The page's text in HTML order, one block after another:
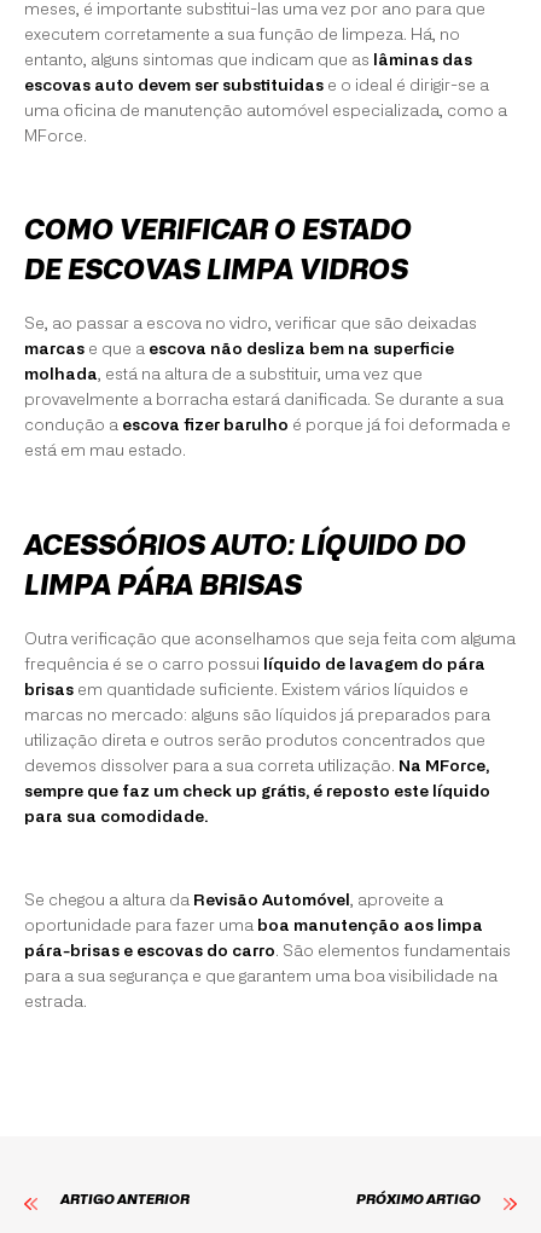
meses, é importante substitui-las uma vez por ano para que
executem corretamente a sua função de limpeza. Há, no
entanto, alguns sintomas que indicam que as
lâminas das
escovas auto devem ser substituidas e o ideal é dirigir-se a
uma oficina de manutenção automóvel especializada, como a
MForce.
COMO VERIFICAR O ESTADO
DE ESCOVAS LIMPA VIDROS
Se, ao passar a escova no vidro, verificar que são deixadas
marcas e que a escova não desliza bem na superficie
molhada, está na altura de a substituir, uma vez que
provavelmente a borracha estará danificada. Se durante a sua
condução a escova fizer barulho é porque já foi deformada e
está em mau estado.
ACESSÓRIOS AUTO: LÍQUIDO DO
LIMPA PÁRA BRISAS
Outra verificação que aconselhamos que seja feita com alguma
frequência é se o carro possui
líquido de lavagem do pára
brisas em quantidade suficiente. Existem vários líquidos e
marcas no mercado: alguns são líquidos já preparados para
utilização direta e outros serão produtos concentrados que
devemos dissolver para a sua correta utilização. Na MForce,
sempre que faz um check up grátis, é reposto este líquido
para sua comodidade.
Se chegou a altura da Revisão Automóvel , aproveite a
oportunidade para fazer uma boa manutenção aos limpa
pára-brisas e escovas do carro . São elementos fundamentais
para a sua segurança e que garantem uma boa visibilidade na
estrada.
ARTIGO ANTERIOR PRÓXIMO ARTIGO